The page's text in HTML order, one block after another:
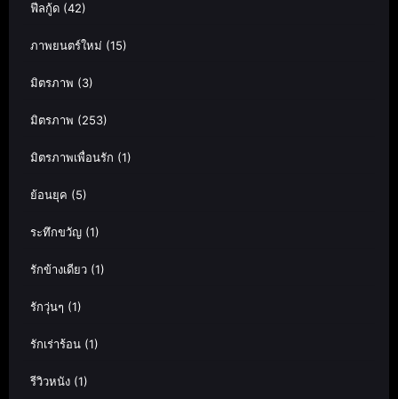
ฟีลกู้ด (42)
ภาพยนตร์ใหม่ (15)
มิตรภาพ (3)
มิตรภาพ (253)
มิตรภาพเพื่อนรัก (1)
ย้อนยุค (5)
ระทึกขวัญ (1)
รักข้างเดียว (1)
รักวุ่นๆ (1)
รักเร่าร้อน (1)
รีวิวหนัง (1)